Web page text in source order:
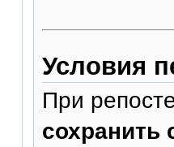
Условия
При
сохранить